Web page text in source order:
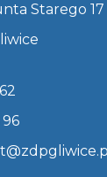
Starego 17